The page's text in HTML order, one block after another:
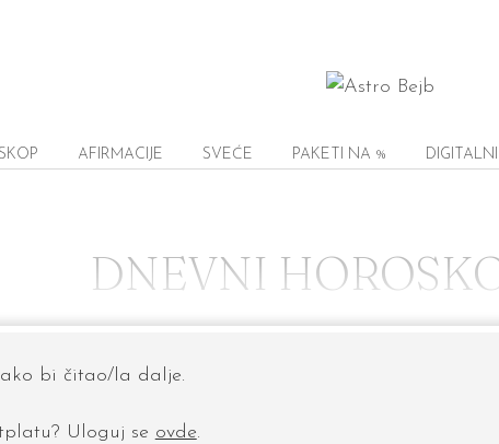
AFIRMACIJE SVEĆE PAKETI NA %
DNEVNI
bi čitao/la dalje.
Uloguj se ovde.